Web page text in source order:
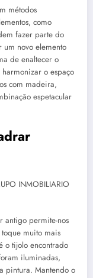
métodos
como
fazer parte do
novo elemento
de enaltecer o
o espaço
com madeira,
espetacular
INMOBILIARIO
antigo permite-nos
muito mais
o tijolo encontrado
iluminadas,
pintura. Mantendo o